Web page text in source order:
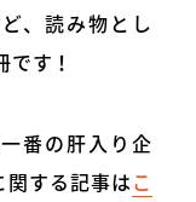
、読み物とし
す！
番の肝入り企
する記事はこ